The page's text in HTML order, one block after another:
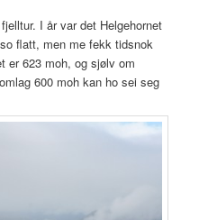
I år var det Helgehornet
flatt, men me fekk tidsnok
er 623 moh, og sjølv om
600 moh kan ho sei seg